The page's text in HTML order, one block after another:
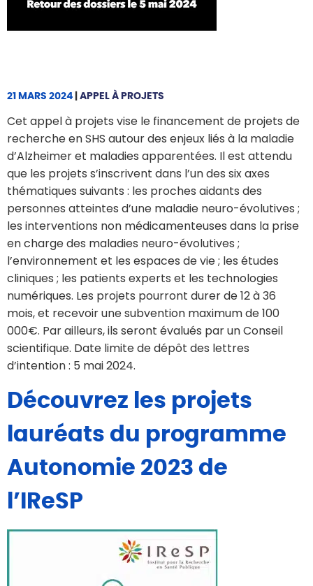
21 MARS 2024 APPEL À PROJETS
Cet appel à projets vise le financement de projets de
recherche en SHS autour des enjeux liés à la maladie
d’Alzheimer et maladies apparentées. Il est attendu
que les projets s’inscrivent dans l’un des six axes
thématiques suivants : les proches aidants des
personnes atteintes d’une maladie neuro-évolutives ;
les interventions non médicamenteuses dans la prise
en charge des maladies neuro-évolutives ;
l’environnement et les espaces de vie ; les études
cliniques ; les patients experts et les technologies
numériques. Les projets pourront durer de 12 à 36
mois, et recevoir une subvention maximum de 100
000€. Par ailleurs, ils seront évalués par un Conseil
scientifique. Date limite de dépôt des lettres
d’intention : 5 mai 2024.
Découvrez les projets
lauréats du programme
Autonomie 2023 de
l’IReSP